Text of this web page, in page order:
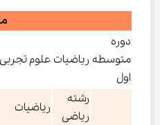
دوره
متوسطه
اول
ریاضیات علوم تجربی
رشته
ریاضی
ریاضیات